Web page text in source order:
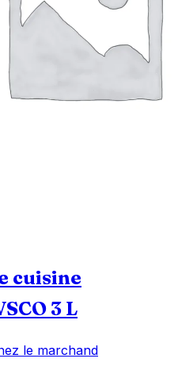
cuisine
3 L
le marchand